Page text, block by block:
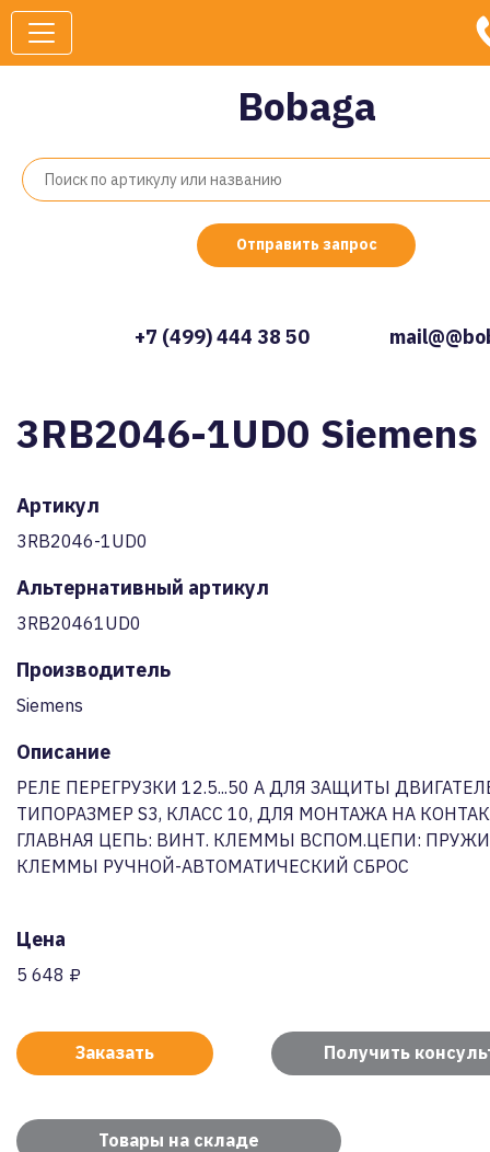
Bobaga
Отправить запрос
+7 (499) 444 38 50
3RB2046-1UD0 Siemens
Артикул
3RB2046-1UD0
Альтернативный артикул
3RB20461UD0
Производитель
Siemens
Описание
РЕЛЕ ПЕРЕГРУЗКИ 12.5...50 A ДЛЯ ЗАЩИТЫ
ТИПОРАЗМЕР S3, КЛАСС 10, ДЛЯ МОНТАЖА НА
ГЛАВНАЯ ЦЕПЬ: ВИНТ. КЛЕММЫ ВСПОМ.ЦЕПИ:
КЛЕММЫ РУЧНОЙ-АВТОМАТИЧЕСКИЙ СБРОС
Цена
5 648 ₽
Заказать Получить
Товары на складе